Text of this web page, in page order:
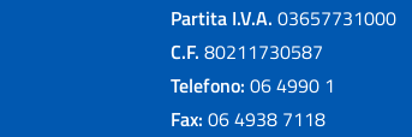
Partita I.V.A. 03657731000
C.F. 80211730587
Telefono: 06 4990 1
Fax: 06 4938 7118